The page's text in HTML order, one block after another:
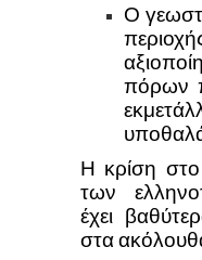
Ο
πόρων
Η κρίση στο
των
έχει
στα